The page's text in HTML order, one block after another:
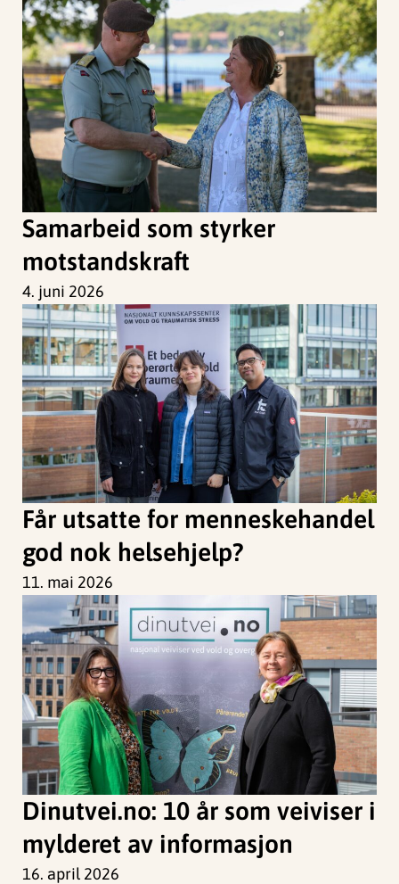
Samarbeid som styrker
motstandskraft
4. juni 2026
Får utsatte for menneskehandel
god nok helsehjelp?
11. mai 2026
Dinutvei.no: 10 år som veiviser i
mylderet av informasjon
16. april 2026